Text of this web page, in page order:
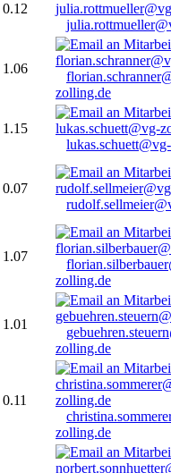
0.12
1.06
zolling.de
1.15
0.07
1.07
zolling.de
1.01
zolling.de
0.11
zolling.de